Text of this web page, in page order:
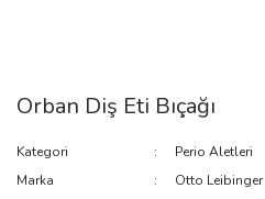
Orban Diş Eti Bıçağı
Kategori
Perio Aletleri
Marka
Otto Leibinger